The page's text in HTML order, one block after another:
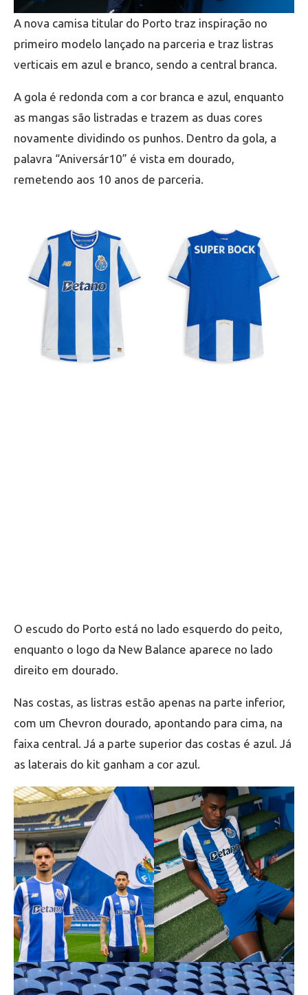
A nova camisa titular do Porto traz inspiração no
primeiro modelo lançado na parceria e traz listras
verticais em azul e branco, sendo a central branca.
A gola é redonda com a cor branca e azul, enquanto
as mangas são listradas e trazem as duas cores
novamente dividindo os punhos. Dentro da gola, a
palavra “Aniversár10” é vista em dourado,
remetendo aos 10 anos de parceria.
O escudo do Porto está no lado esquerdo do peito,
enquanto o logo da New Balance aparece no lado
direito em dourado.
Nas costas, as listras estão apenas na parte inferior,
com um Chevron dourado, apontando para cima, na
faixa central. Já a parte superior das costas é azul. Já
as laterais do kit ganham a cor azul.